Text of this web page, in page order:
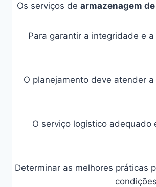
Os serviços de armazenagem
Para garantir a integridade e
O planejamento deve atender
O serviço logístico
Determinar as melhores práticas